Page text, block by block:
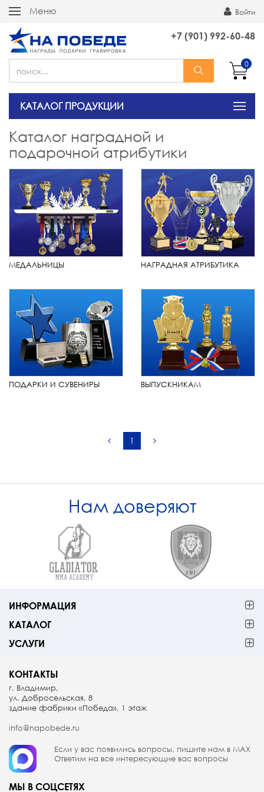
Меню Войти
+7 (901) 992-60-48
0
КАТАЛОГ ПРОДУКЦИИ
Каталог наградной и
подарочной атрибутики
МЕДАЛЬНИЦЫ НАГРАДНАЯ АТРИБУТИКА
ПОДАРКИ И СУВЕНИРЫ ВЫПУСКНИКАМ
1
Нам доверяют
ИНФОРМАЦИЯ
КАТАЛОГ
УСЛУГИ
КОНТАКТЫ
г. Владимир,
ул. Добросельская, 8
здание фабрики «Победа», 1 этаж
info@napobede.ru
Если у вас появились вопросы, пишите нам в МАX
Ответим на все интересующие вас вопросы
МЫ В СОЦСЕТЯХ